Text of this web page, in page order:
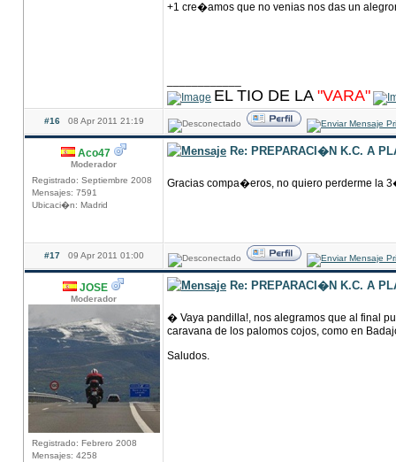
+1 cre�amos que no venias nos das un
EL TIO DE LA "VARA"
#16 08 Apr 2011 21:19
Aco47
Moderador
Registrado: Septiembre 2008
Mensajes: 7591
Ubicaci�n: Madrid
Re: PREPARACI�N K.C. A
Gracias compa�eros, no quiero perderme la
#17 09 Apr 2011 01:00
JOSE
Moderador
Registrado: Febrero 2008
Mensajes: 4258
Re: PREPARACI�N K.C. A
� Vaya pandilla!, nos alegramos que al final
caravana de los palomos cojos, como en
Saludos.